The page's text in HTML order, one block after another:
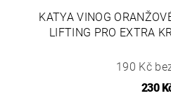
KATYA VINOG
LIFTING PRO EXTRA
190 Kč
230